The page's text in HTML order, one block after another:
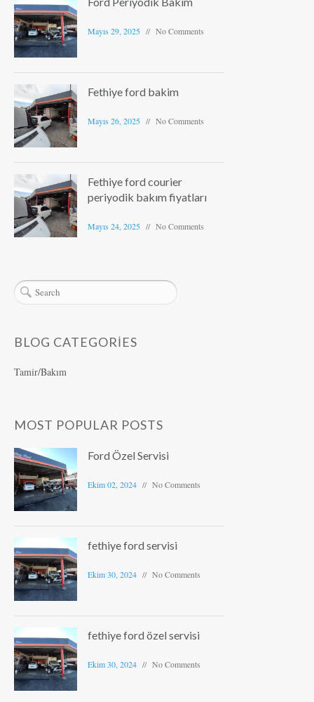
Mayıs 29, 2025 No Comments
Fethiye ford bakim
Mayıs 26, 2025 No Comments
Fethiye ford courier
periyodik bakım fiyatları
Mayıs 24, 2025 No Comments
BLOG CATEGORIES
Tamir/Bakım
MOST POPULAR POSTS
Ford Özel Servisi
Ekim 02, 2024 No Comments
fethiye ford servisi
Ekim 30, 2024 No Comments
fethiye ford özel servisi
Ekim 30, 2024 No Comments